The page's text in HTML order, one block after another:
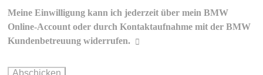
Erklärungen zur werblichen
Kommunikation und Personalisierung
Meine Einwilligung kann ich jederzeit über mein BMW
Online-Account oder durch Kontaktaufnahme mit der BMW
Kundenbetreuung widerrufen.
Wie können Sie Ihre Einwilligung ändern oder widerrufen?